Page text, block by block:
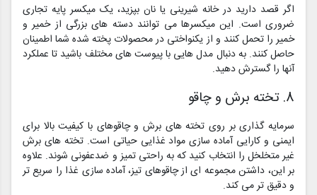
اگر قصد دارید در خانه شیرینی یا نان بپزید، یک میکسر پایه تجاری
ضروری است. این میکسرها می توانند دسته های بزرگی از خمیر و
خمیر را تحمل کنند و از یکنواختی در محصولات پخته شده شما اطمینان
حاصل کنند. به دنبال مدل هایی با پیوست های مختلف باشید تا عملکرد
آنها را گسترش دهید.
8. تخته برش و چاقو
سرمایه گذاری بر روی تخته های برش و چاقوهای با کیفیت بالا برای
ایمنی و کارایی آماده سازی مواد غذایی حیاتی است. تخته های برش
غیر متخلخل را انتخاب کنید که به راحتی تمیز و ضدعفونی شوند. علاوه
بر این، داشتن مجموعه ای از چاقوهای تیز، آماده سازی غذا را سریع تر
و دقیق تر می کند.